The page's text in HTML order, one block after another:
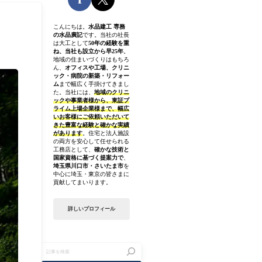
こんにちは。 水品建工 専務
の水品廣記です。当社の社長
は大工として50年の経験を重
ね、当社も設立から早25年。
地域の住まいづくりはもちろ
ん、
オフィスや工場、クリニ
ック・病院の新築・リフォー
ム まで幅広く手掛けてきまし
た。当社には、 地域のクリニ
ックや事業者様から、東証プ
ライム上場企業様まで、幅広
いお客様にご依頼いただいて
きた豊富な経験と確かな実績
があります。住宅と法人施設
の両方を安心して任せられる
工務店として、 確かな技術と
国家資格に基づく提案力で、
埼玉県川口市・さいたま市を
中心に埼玉・東京の皆さまに
貢献してまいります。
詳しいプロフィール